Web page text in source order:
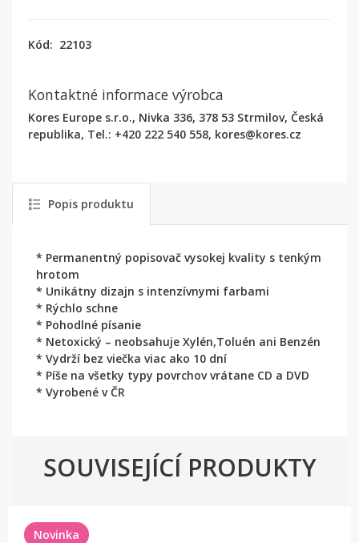
Kód: 22103
Kontaktné informace výrobca
Kores Europe s.r.o., Nivka 336, 378 53 Strmilov, Česká
republika, Tel.: +420 222 540 558, kores@kores.cz
Popis produktu
* Permanentný popisovač vysokej kvality s tenkým
hrotom
* Unikátny dizajn s intenzívnymi farbami
* Rýchlo schne
* Pohodlné písanie
* Netoxický – neobsahuje Xylén,Toluén ani Benzén
* Vydrží bez viečka viac ako 10 dní
* Píše na všetky typy povrchov vrátane CD a DVD
* Vyrobené v ČR
SOUVISEJÍCÍ PRODUKTY
Novinka